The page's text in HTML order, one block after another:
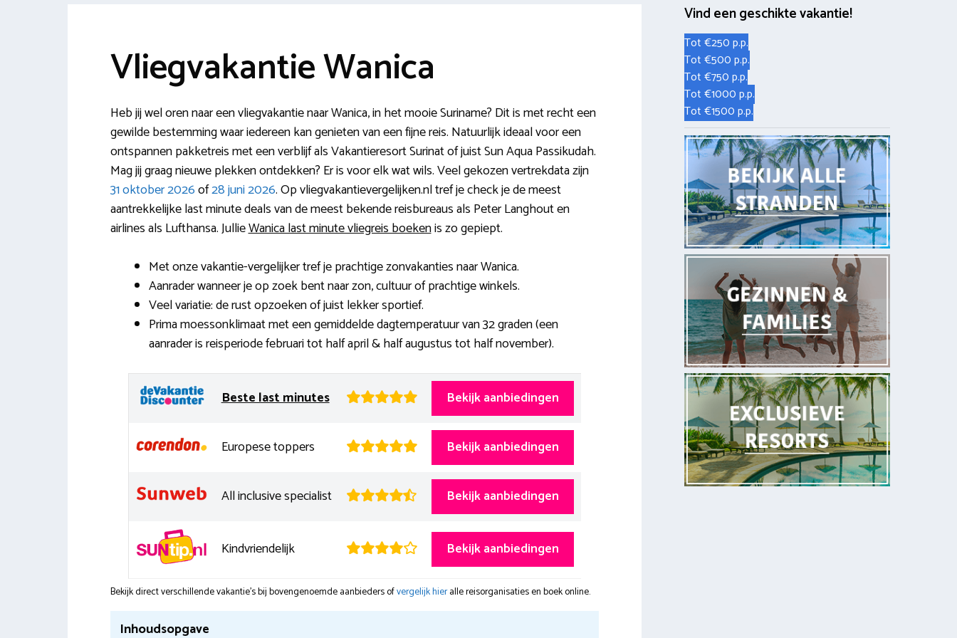
Vliegvakantie Wanica
Heb jij wel oren naar een vliegvakantie naar Wanica, in het mooie Suriname? Dit is met recht een
gewilde bestemming waar iedereen kan genieten van een fijne reis. Natuurlijk ideaal voor een
ontspannen pakketreis met een verblijf als Vakantieresort Surinat of juist Sun Aqua Passikudah.
Mag jij graag nieuwe plekken ontdekken? Er is voor elk wat wils. Veel gekozen vertrekdata zijn
31 oktober 2026of28 juni 2026. Op vliegvakantievergelijken.nl tref je check je de meest
aantrekkelijke last minute deals van de meest bekende reisbureaus als Peter Langhout en
airlines als Lufthansa. JullieWanica last minute vliegreis boekenis zo gepiept.
Met onze vakantie-vergelijker tref je prachtige zonvakanties naar Wanica.
Aanrader wanneer je op zoek bent naar zon, cultuur of prachtige winkels.
Veel variatie: de rust opzoeken of juist lekker sportief.
Prima moessonklimaat met een gemiddelde dagtemperatuur van 32 graden (een
aanrader is reisperiode februari tot half april & half augustus tot half november).
Beste last minutes Bekijk aanbiedingen
Europese toppers Bekijk aanbiedingen
All inclusive specialist Bekijk aanbiedingen
Kindvriendelijk Bekijk aanbiedingen
Bekijk direct verschillende vakantie's bij bovengenoemde aanbieders ofvergelijk hieralle reisorganisaties en boek online.
Inhoudsopgave
Vind een geschikte vakantie!
Tot €250 p.p.
Tot €500 p.p.
Tot €750 p.p.
Tot €1000 p.p.
Tot €1500 p.p.